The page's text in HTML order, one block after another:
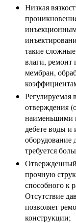
Низкая
такие сложные
влаги, ремонт
мембран,
Регулируемая
отверждения
наименьшими
дебете воды и
оборудование
требуется
прочную
способного к
Отсутствие
позволяет
конструкции;